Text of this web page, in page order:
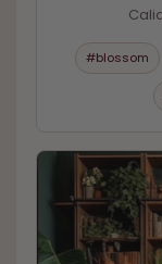
#blossom